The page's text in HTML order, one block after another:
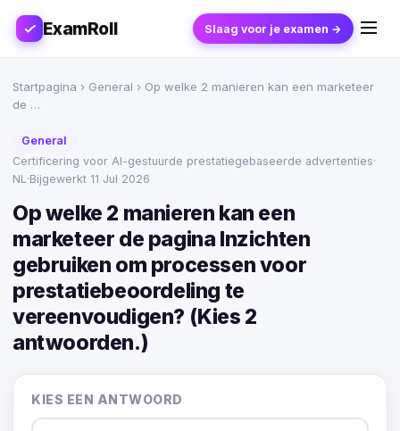
ExamRoll Slaag voor je examen →
Startpagina › General › Op welke 2 manieren kan een marketeer
de …
General
Certificering voor AI-gestuurde prestatiegebaseerde advertenties·
NL·Bijgewerkt 11 Jul 2026
Op welke 2 manieren kan een
marketeer de pagina Inzichten
gebruiken om processen voor
prestatiebeoordeling te
vereenvoudigen? (Kies 2
antwoorden.)
KIES EEN ANTWOORD